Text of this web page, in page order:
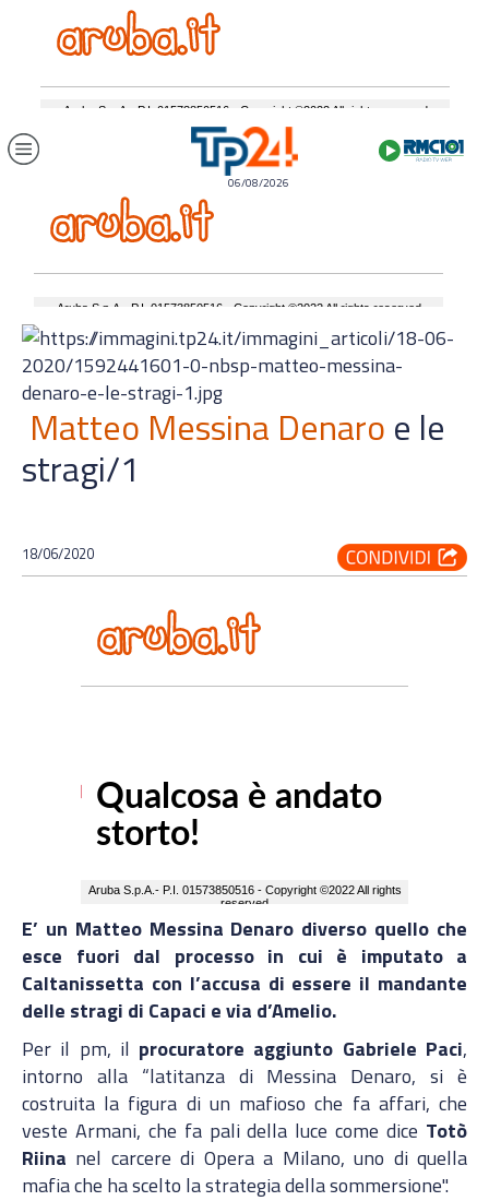
06/08/2026
Matteo Messina Denaro e le
stragi/1
18/06/2020
E’ un Matteo Messina Denaro diverso quello che
esce fuori dal processo in cui è imputato a
Caltanissetta con l’accusa di essere il mandante
delle stragi di Capaci e via d’Amelio.
Per il pm, il procuratore aggiunto Gabriele Paci,
intorno alla “latitanza di Messina Denaro, si è
costruita la figura di un mafioso che fa affari, che
veste Armani, che fa pali della luce come dice Totò
Riina nel carcere di Opera a Milano, uno di quella
mafia che ha scelto la strategia della sommersione".